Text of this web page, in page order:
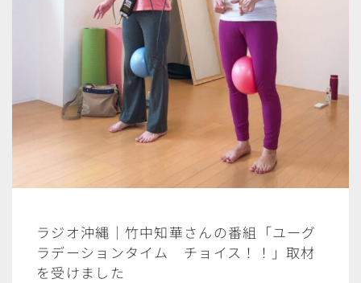
ラジオ沖縄｜竹中知華さんの番組「ユーグ
ラデーションタイム チョイス！！」取材
を受けました